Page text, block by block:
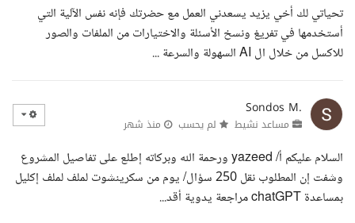
تحياتي لك أخي يزيد يسعدني العمل مع حضرتك فإنه نفس الآلية التي
أستخدمها في تفريغ ونسخ الأسئلة والاختيارات من الملفات والصور
للاكسل من خلال ال AI السهولة والسرعة ...
Sondos M.
مساعد نشيط لم يحسب منذ شهر
السلام عليكم أ/ yazeed ورحمة الله وبركاته إطلع على تفاصيل المشروع
وشفت إن المطلوب نقل 250 سؤال/ يوم من سكرينشوت لملف لملف إكليل
بمساعدة chatGPT مراجعة يدوية أقد...